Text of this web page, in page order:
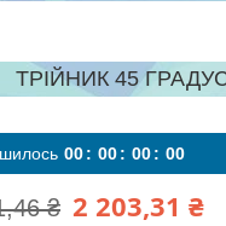
ТРІЙНИК 45
00 00 00 00
₴ 2 203,31 ₴